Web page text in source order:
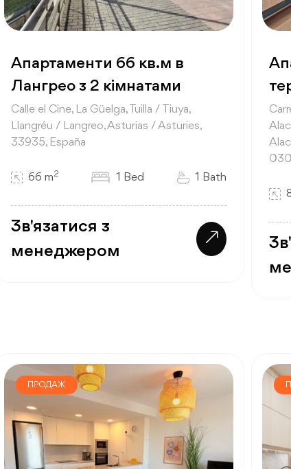
Апартаменти 66 кв.м в
Лангрео з 2 кімнатами
Calle el Cine, La Güelga, Tuilla / Tiuya,
Llangréu / Langreo, Asturias / Asturies,
33935, España
66 m2 1 Bed 1 Bath
Зв'язатися з
менеджером
ПРОДАЖ